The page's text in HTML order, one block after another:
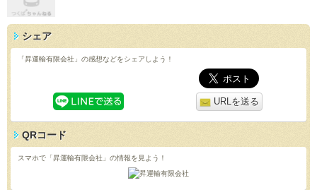
シェア
「昇運輸有限会社」の感想などをシェアしよう！
URLを送る
QRコード
スマホで「昇運輸有限会社」の情報を見よう！